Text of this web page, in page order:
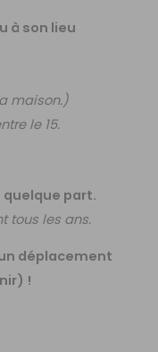
à son lieu
maison.)
le 15.
quelque part.
tous les ans.
déplacement
!